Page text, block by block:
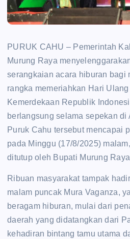
PURUK CAHU – Pemerintah
Murung Raya
serangkaian acara hiburan bagi
rangka memeriahkan Hari
Kemerdekaan Republik
berlangsung selama sepekan di
Puruk Cahu tersebut mencapai
pada Minggu (17/8/2025)
ditutup oleh Bupati Murung
Ribuan masyarakat tampak
malam puncak Mura Vaganza,
beragam hiburan, mulai dari
daerah yang didatangkan dari
kehadiran bintang tamu utama